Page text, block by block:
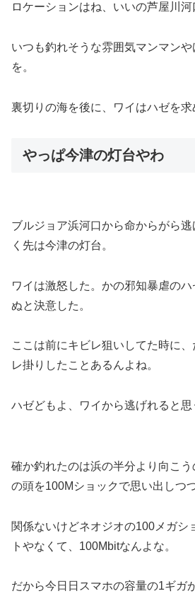
ロケーションはね、いいの芦屋川河
いつも釣れそうな雰囲気マンマン
を。
裏切りの海を後に、ワイはハゼを求
やっぱ今津の灯台やわ
ブルジョア浜河口から命からがら
く先は今津の灯台。
ワイは激怒した。かの邪知暴虐の
ぬと決意した。
ここは前にキビレ狙いしてた時に
レ掛りしたことあるんよね。
ハゼどもよ、ワイから逃げれると思
確か釣れたのは浜の半分より向こ
の頭を100Mショックで思い出しつ
関係ないけどネオジオの100メガシ
トやなくて、100Mbitなんよな。
だから今日日スマホの容量の1ギガ